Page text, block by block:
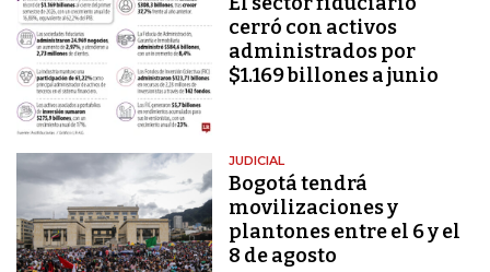
cerró con activos
administrados por
$1.169 billones a junio
JUDICIAL
Bogotá tendrá
movilizaciones y
plantones entre el 6 y el
8 de agosto